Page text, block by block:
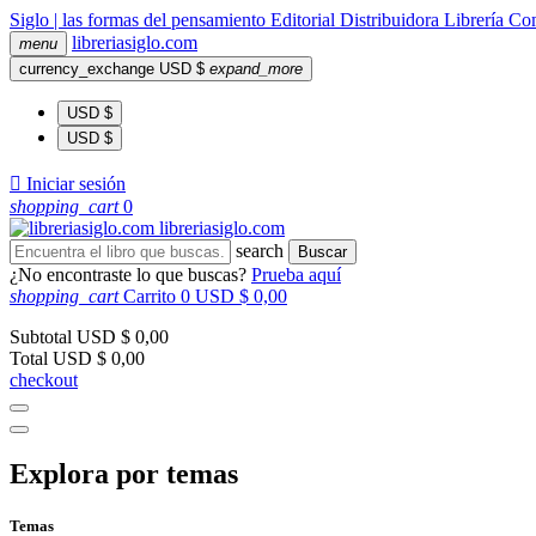
Siglo | las formas del pensamiento Editorial Distribuidora Librería
menu libreriasiglo.com
currency_exchange USD $ expand_more
USD $
USD $
 Iniciar sesión
shopping_cart 0
libreriasiglo.com
search
Buscar
¿No encontraste lo que buscas? Prueba aquí
shopping_cart Carrito 0 USD $ 0,00
Subtotal USD $ 0,00
Total USD $ 0,00
checkout
Explora por temas
Temas